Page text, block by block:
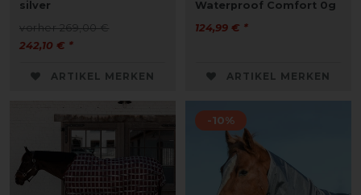
silver
vorher 269,00 €
242,10 € *
ARTIKEL MERKEN
Waterproof Comfort 0g
124,99 € *
ARTIKEL MERKEN
-10%